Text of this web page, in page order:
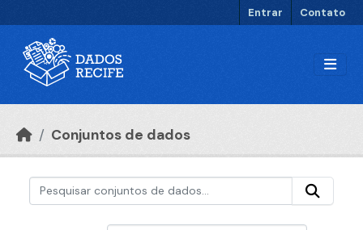
Entrar Contato
Conjuntos de dados